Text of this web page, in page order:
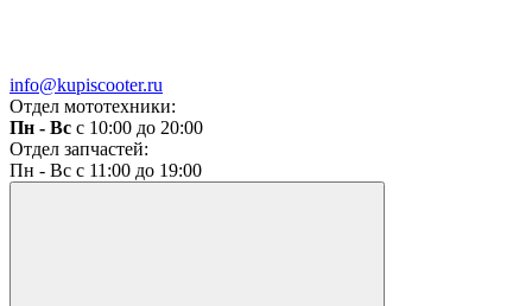
info@kupiscooter.ru
Отдел мототехники:
Пн - Вс с 10:00 до 20:00
Отдел запчастей:
Пн - Вс с 11:00 до 19:00